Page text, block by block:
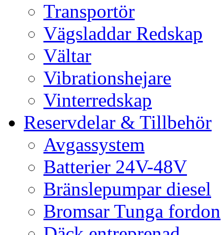
Transportör
Vägsladdar Redskap
Vältar
Vibrationshejare
Vinterredskap
Reservdelar & Tillbehör
Avgassystem
Batterier 24V-48V
Bränslepumpar diesel
Bromsar Tunga fordon